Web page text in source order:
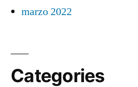
marzo 2022
Categories